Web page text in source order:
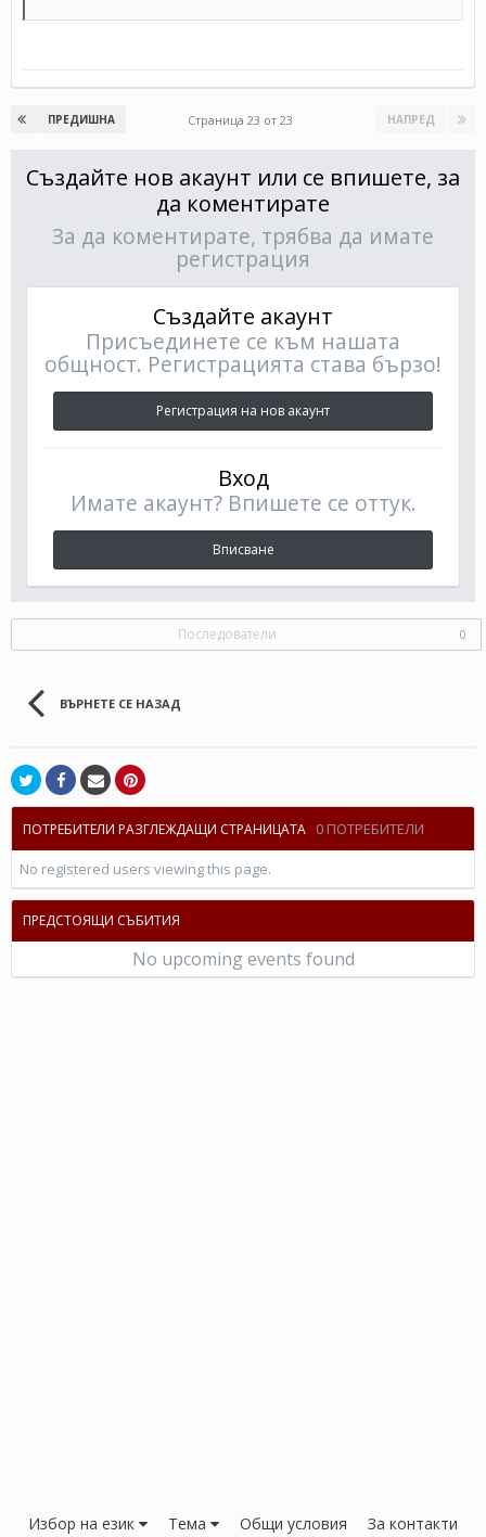
ПРЕДИШНА НАПРЕД
Страница 23 от 23
Създайте нов акаунт или се впишете, за
да коментирате
За да коментирате, трябва да имате
регистрация
Създайте акаунт
Присъединете се към нашата
общност. Регистрацията става бързо!
Регистрация на нов акаунт
Вход
Имате акаунт? Впишете се оттук.
Вписване
Последователи 0
ВЪРНЕТЕ СЕ НАЗАД
ПОТРЕБИТЕЛИ РАЗГЛЕЖДАЩИ СТРАНИЦАТА 0 ПОТРЕБИТЕЛИ
No registered users viewing this page.
ПРЕДСТОЯЩИ СЪБИТИЯ
No upcoming events found
Избор на език Тема Общи условия За контакти